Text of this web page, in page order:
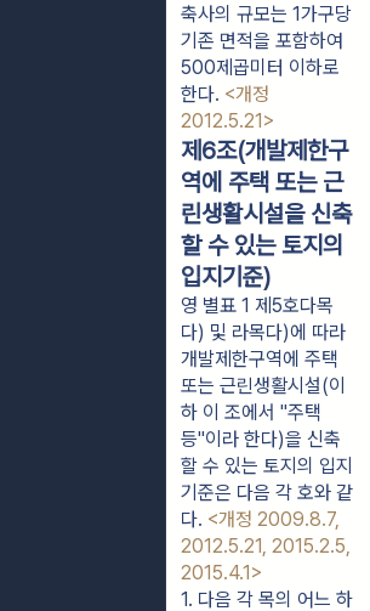
축사의 규모는 1가구당
기존 면적을 포함하여
500제곱미터 이하로
한다. <개정
2012.5.21>
제6조(개발제한구
역에 주택 또는 근
린생활시설을 신축
할 수 있는 토지의
입지기준)
영 별표 1 제5호다목
다) 및 라목다)에 따라
개발제한구역에 주택
또는 근린생활시설(이
하 이 조에서 "주택
등"이라 한다)을 신축
할 수 있는 토지의 입지
기준은 다음 각 호와 같
다. <개정 2009.8.7,
2012.5.21, 2015.2.5,
2015.4.1>
1. 다음 각 목의 어느 하